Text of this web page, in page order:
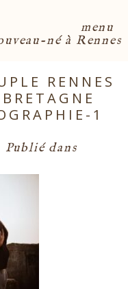
menu
né à Rennes
RENNES
1
Publié dans